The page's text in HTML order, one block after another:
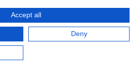
MwSt. zzgl.Versandkosten. Versandkostenfrei
zzgl. Versandkosten.
2026 | Alle Rechte vorbehalten.
Accept all
Deny